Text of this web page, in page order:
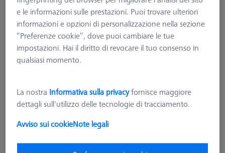
ARTEFATTI VERIFICA CMM
RT Check, per O-INSPECT e
DURAMAX
626106-0058-000
e le informazioni sulle prestazioni. Puoi trovare ulteriori
informazioni e opzioni di personalizzazione nella sezione
“Preferenze cookie”, dove puoi cambiare le tue
impostazioni. Hai il diritto di revocare il tuo consenso in
qualsiasi momento.
La nostra Informativa sulla privacyfornisce maggiore
dettagli sull'utilizzo delle tecnologie di tracciamento.
Avviso sui cookieNote legali